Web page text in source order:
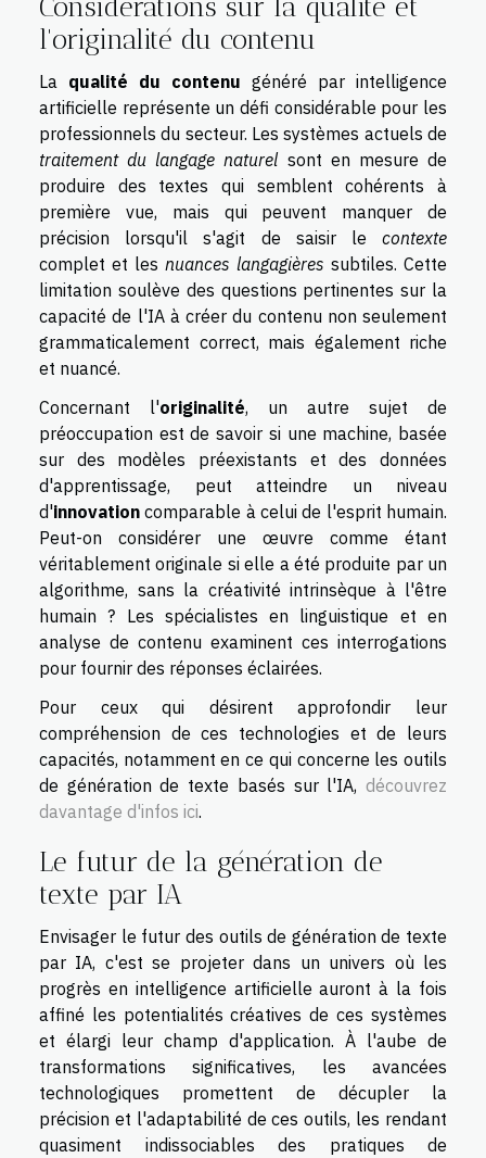
Considérations sur la qualité et
l'originalité du contenu
La qualité du contenu généré par intelligence
artificielle représente un défi considérable pour les
professionnels du secteur. Les systèmes actuels de
traitement du langage naturelsont en mesure de
produire des textes qui semblent cohérents à
première vue, mais qui peuvent manquer de
précision lorsqu'il s'agit de saisir le contexte
complet et les nuances langagières subtiles. Cette
limitation soulève des questions pertinentes sur la
capacité de l'IA à créer du contenu non seulement
grammaticalement correct, mais également riche
et nuancé.
Concernant l'originalité, un autre sujet de
préoccupation est de savoir si une machine, basée
sur des modèles préexistants et des données
d'apprentissage, peut atteindre un niveau
d'innovation comparable à celui de l'esprit humain.
Peut-on considérer une œuvre comme étant
véritablement originale si elle a été produite par un
algorithme, sans la créativité intrinsèque à l'être
humain ? Les spécialistes en linguistique et en
analyse de contenu examinent ces interrogations
pour fournir des réponses éclairées.
Pour ceux qui désirent approfondir leur
compréhension de ces technologies et de leurs
capacités, notamment en ce qui concerne les outils
de génération de texte basés sur l'IA, découvrez
davantage d'infos ici.
Le futur de la génération de
texte par IA
Envisager le futur des outils de génération de texte
par IA, c'est se projeter dans un univers où les
progrès en intelligence artificielle auront à la fois
affiné les potentialités créatives de ces systèmes
et élargi leur champ d'application. À l'aube de
transformations significatives, les avancées
technologiques promettent de décupler la
précision et l'adaptabilité de ces outils, les rendant
quasiment indissociables des pratiques de